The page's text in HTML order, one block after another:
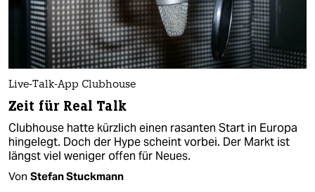
Live-Talk-App Clubhouse
Zeit für Real Talk
Clubhouse hatte kürzlich einen rasanten Start in Europa
hingelegt. Doch der Hype scheint vorbei. Der Markt ist
längst viel weniger offen für Neues.
Von Stefan Stuckmann